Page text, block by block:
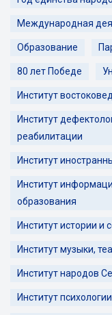
Международная
Образование
80 лет Победе
Институт
Институт
реабилитации
Институт
Институт
образования
Институт истории и
Институт музыки,
Институт народов
Институт психологии